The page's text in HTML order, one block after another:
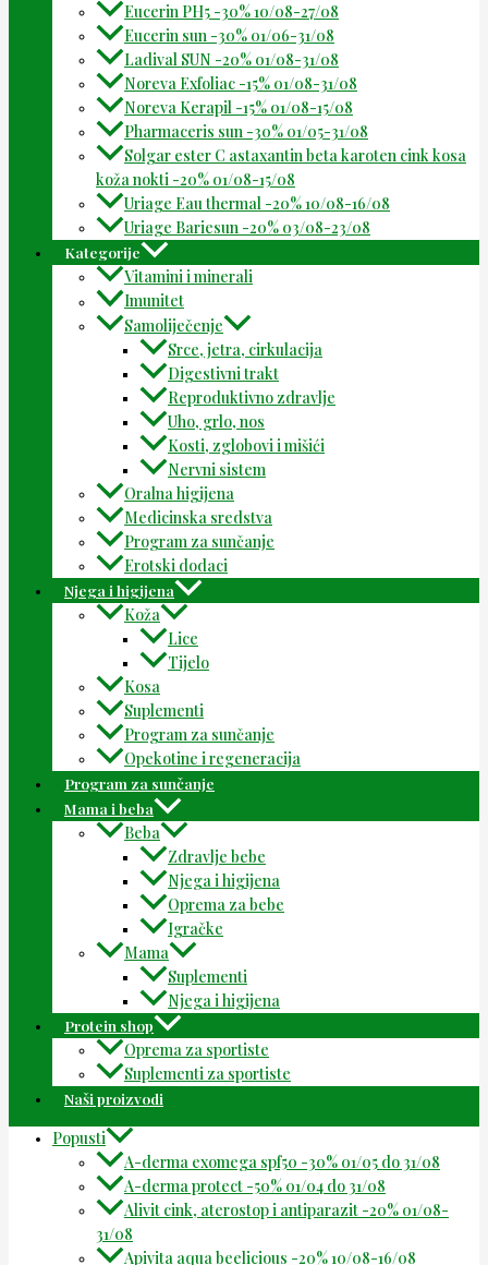
Eucerin PH5 -30% 10/08-27/08
Eucerin sun -30% 01/06-31/08
Ladival SUN -20% 01/08-31/08
Noreva Exfoliac -15% 01/08-31/08
Noreva Kerapil -15% 01/08-15/08
Pharmaceris sun -30% 01/05-31/08
Solgar ester C astaxantin beta karoten cink kosa
koža nokti -20% 01/08-15/08
Uriage Eau thermal -20% 10/08-16/08
Uriage Bariesun -20% 03/08-23/08
Kategorije
Vitamini i minerali
Imunitet
Samoliječenje
Srce, jetra, cirkulacija
Digestivni trakt
Reproduktivno zdravlje
Uho, grlo, nos
Kosti, zglobovi i mišići
Nervni sistem
Oralna higijena
Medicinska sredstva
Program za sunčanje
Erotski dodaci
Njega i higijena
Koža
Lice
Tijelo
Kosa
Suplementi
Program za sunčanje
Opekotine i regeneracija
Program za sunčanje
Mama i beba
Beba
Zdravlje bebe
Njega i higijena
Oprema za bebe
Igračke
Mama
Suplementi
Njega i higijena
Protein shop
Oprema za sportiste
Suplementi za sportiste
Naši proizvodi
Popusti
A-derma exomega spf50 -30% 01/05 do 31/08
A-derma protect -50% 01/04 do 31/08
Alivit cink, aterostop i antiparazit -20% 01/08-
31/08
Apivita aqua beelicious -20% 10/08-16/08